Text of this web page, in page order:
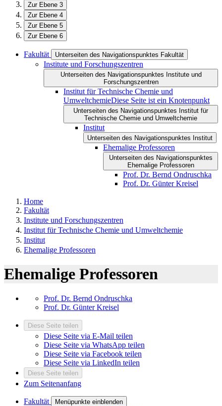
Zur Ebene 3
Zur Ebene 4
Zur Ebene 5
Zur Ebene 6
Fakultät Unterseiten des Navigationspunktes Fakultät
Institute und Forschungszentren
Unterseiten des Navigationspunktes Institute und
Forschungszentren
Institut für Technische Chemie und
UmweltchemieDiese Seite ist ein Knotenpunkt
Unterseiten des Navigationspunktes Institut für
Technische Chemie und Umweltchemie
Institut
Unterseiten des Navigationspunktes Institut
Ehemalige Professoren
Unterseiten des Navigationspunktes
Ehemalige Professoren
Prof. Dr. Bernd Ondruschka
Prof. Dr. Günter Kreisel
Home
Fakultät
Institute und Forschungszentren
Institut für Technische Chemie und Umweltchemie
Institut
Ehemalige Professoren
Ehemalige Professoren
Prof. Dr. Bernd Ondruschka
Prof. Dr. Günter Kreisel
Diese Seite teilen
Diese Seite via E-Mail teilen
Diese Seite via WhatsApp teilen
Diese Seite via Facebook teilen
Diese Seite via LinkedIn teilen
Diese Seite teilen
Zum Seitenanfang
Fakultät Menüpunkte einblenden